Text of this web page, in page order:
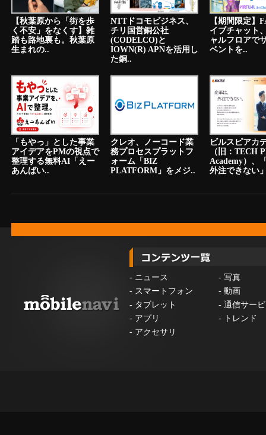
【秋葉原から「街を歩
く不安」をなくす】雑
踏も路地裏も。秋葉原
生まれの..
NTTドコモビジネス、
チリ国営銅公社
(CODELCO)と
IOWN(R) APNを活用し
た銅..
【期間限定】
イブチャット
ャルフロアで
ベントを..
「もやっ」とした事業
アイデアをPMの視点で
整理する無料AI「えー
あんばい..
クレオ、ノーコード業
務プロセスプラットフ
ォーム「BIZ
PLATFORM」をメジ..
ビルスピアカ
（旧：TECH
Academy）、
外注できない
- ニュース - 写真
- スマートフォン - 動画
- タブレット - 通信サー
- アプリ -
トレンド
- アクセサリ